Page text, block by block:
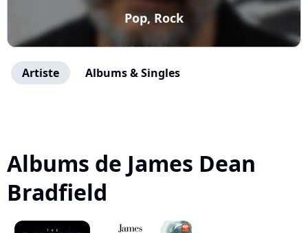
Pop, Rock
Artiste Albums & Singles
Albums de James Dean
Bradfield